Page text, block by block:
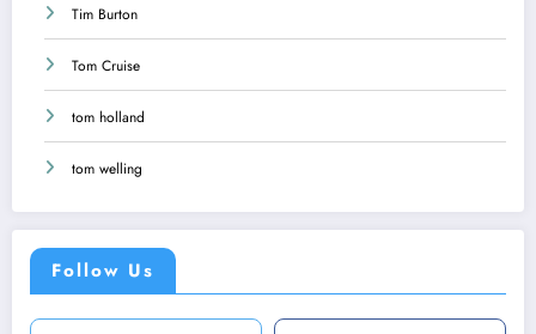
Tim Burton
Tom Cruise
tom holland
tom welling
Follow Us